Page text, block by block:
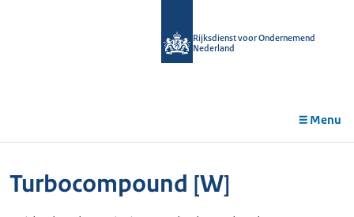
Rijksdienst voor Ondernemend
Nederland
Menu
Turbocompound [W]